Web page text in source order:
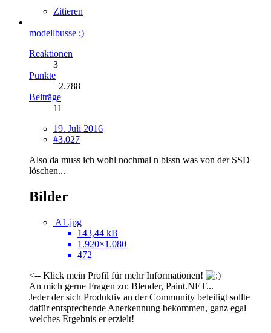
Zitieren
modellbusse ;)
Reaktionen
3
Punkte
−2.788
Beiträge
11
19. Juli 2016
#3.027
Also da muss ich wohl nochmal n bissn was von der SSD
löschen...
Bilder
A1.jpg
143,44 kB
1.920×1.080
472
<-- Klick mein Profil für mehr Informationen!
An mich gerne Fragen zu: Blender, Paint.NET...
Jeder der sich Produktiv an der Community beteiligt sollte
dafür entsprechende Anerkennung bekommen, ganz egal
welches Ergebnis er erzielt!